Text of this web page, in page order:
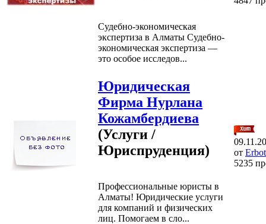
Судебно-экономическая
экспертиза в Алматы Судебно-
экономическая экспертиза —
это особое исследов...
Юридическая
Фирма Нурлана
Кожамбердиева
(Услуги /
Юриспруденция)
Профессиональные юристы в
Алматы! Юридические услуги
для компаний и физических
лиц. Помогаем в сло...
от
5235